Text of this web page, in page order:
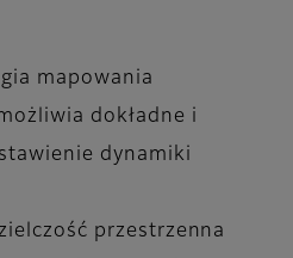
mapowania
dokładne i
dynamiki
przestrzenna